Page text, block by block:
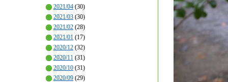
2021/04 (30)
2021/03 (30)
2021/02 (28)
2021/01 (17)
2020/12 (32)
2020/11 (31)
2020/10 (31)
2020/09 (29)